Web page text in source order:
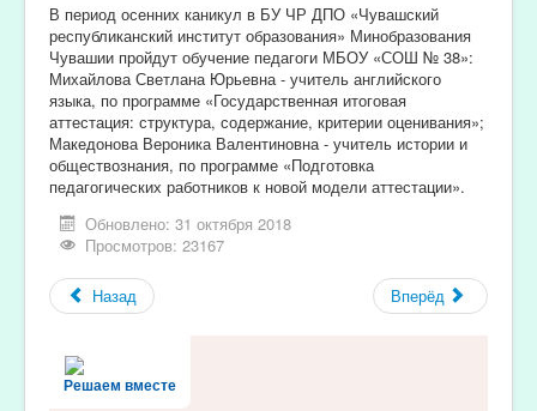
В период осенних каникул в БУ ЧР ДПО «Чувашский
республиканский институт образования» Минобразования
Чувашии пройдут обучение педагоги МБОУ «СОШ № 38»:
Михайлова Светлана Юрьевна - учитель английского
языка, по программе «Государственная итоговая
аттестация: структура, содержание, критерии оценивания»;
Македонова Вероника Валентиновна - учитель истории и
обществознания, по программе «Подготовка
педагогических работников к новой модели аттестации».
Обновлено: 31 октября 2018
Просмотров: 23167
Назад Вперёд
Решаем вместе